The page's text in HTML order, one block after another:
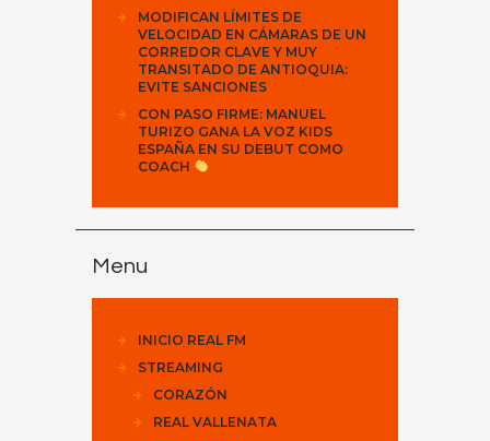
MODIFICAN LÍMITES DE
VELOCIDAD EN CÁMARAS DE UN
CORREDOR CLAVE Y MUY
TRANSITADO DE ANTIOQUIA:
EVITE SANCIONES
CON PASO FIRME: MANUEL
TURIZO GANA LA VOZ KIDS
ESPAÑA EN SU DEBUT COMO
COACH
Menu
INICIO REAL FM
STREAMING
CORAZÓN
REAL VALLENATA